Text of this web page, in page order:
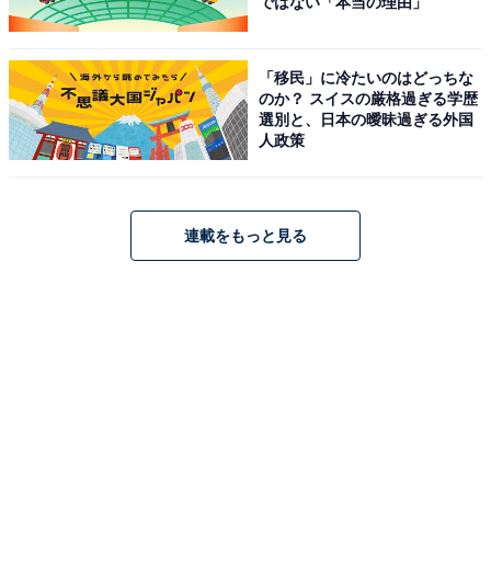
「移民」に冷たいのはどっちな
のか？ スイスの厳格過ぎる学歴
選別と、日本の曖昧過ぎる外国
人政策
連載をもっと見る